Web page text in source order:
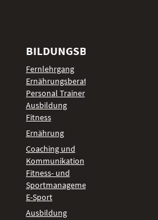
BILDUNGSBEREICHE
Fernlehrgang
Ernährungsberater
Personal Trainer
Ausbildung
Fitness
Ernährung
Coaching und
Kommunikation
Fitness- und
Sportmanagement
E-Sport
Ausbildung